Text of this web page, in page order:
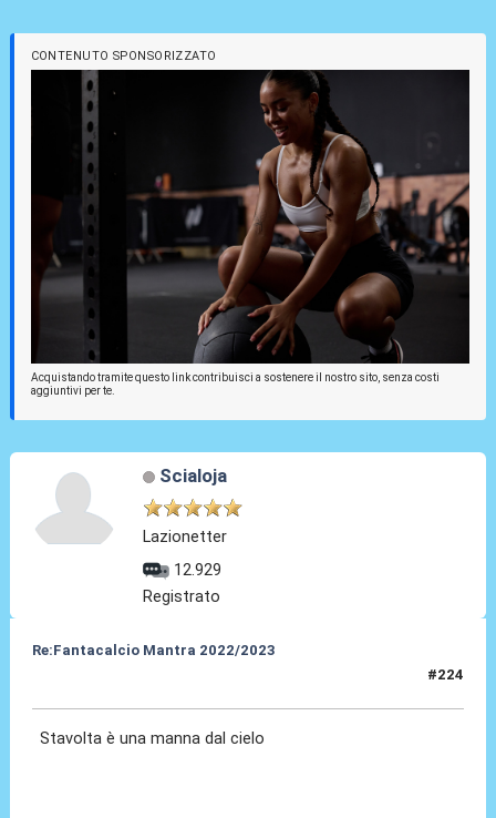
CONTENUTO SPONSORIZZATO
Acquistando tramite questo link contribuisci a sostenere il nostro sito, senza costi
aggiuntivi per te.
Scialoja
Lazionetter
12.929
Registrato
Re:Fantacalcio Mantra 2022/2023
#224
Stavolta è una manna dal cielo